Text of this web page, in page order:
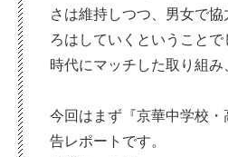
さは維持しつつ、男女で協
ろはしていくということで
時代にマッチした取り組み
今回はまず『京華中学校・
告レポートです。